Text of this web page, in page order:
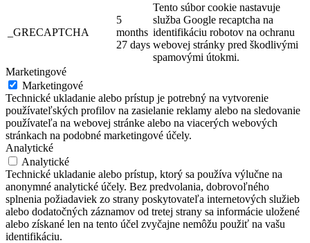
_GRECAPTCHA
5
months
27 days
Tento súbor cookie nastavuje
služba Google recaptcha na
identifikáciu robotov na ochranu
webovej stránky pred škodlivými
spamovými útokmi.
Marketingové
Marketingové
Technické ukladanie alebo prístup je potrebný na vytvorenie
používateľských profilov na zasielanie reklamy alebo na sledovanie
používateľa na webovej stránke alebo na viacerých webových
stránkach na podobné marketingové účely.
Analytické
Analytické
Technické ukladanie alebo prístup, ktorý sa používa výlučne na
anonymné analytické účely. Bez predvolania, dobrovoľného
splnenia požiadaviek zo strany poskytovateľa internetových služieb
alebo dodatočných záznamov od tretej strany sa informácie uložené
alebo získané len na tento účel zvyčajne nemôžu použiť na vašu
identifikáciu.